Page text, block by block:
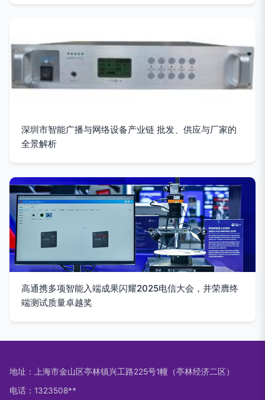
深圳市智能广播与网络设备产业链 批发、供应与厂家的
全景解析
高通携多项智能入端成果闪耀2025电信大会，并荣膺终
端测试质量卓越奖
地址：上海市金山区亭林镇兴工路225号1幢（亭林经济二区）
电话：1323508**